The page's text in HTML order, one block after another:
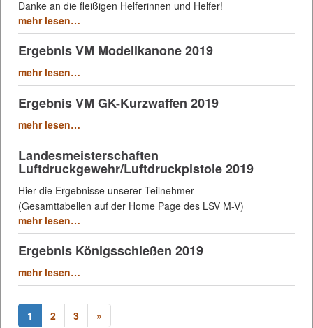
Danke an die fleißigen Helferinnen und Helfer!
mehr lesen…
Ergebnis VM Modellkanone 2019
mehr lesen…
Ergebnis VM GK-Kurzwaffen 2019
mehr lesen…
Landesmeisterschaften
Luftdruckgewehr/Luftdruckpistole 2019
Hier die Ergebnisse unserer Teilnehmer
(Gesamttabellen auf der Home Page des LSV M-V)
mehr lesen…
Ergebnis Königsschießen 2019
mehr lesen…
1 2 3 »